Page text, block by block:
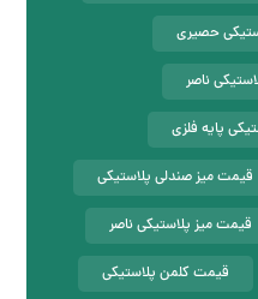
حصیری
ناصر
پایه فلزی
قیمت میز صندلی پلاستیکی
قیمت میز پلاستیکی ناصر
قیمت کلمن پلاستیکی